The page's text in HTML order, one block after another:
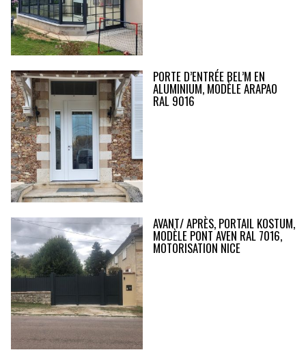
PORTE D’ENTRÉE BEL’M EN
ALUMINIUM, MODÈLE ARAPAO
RAL 9016
AVANT/ APRÈS, PORTAIL KOSTUM,
MODÈLE PONT AVEN RAL 7016,
MOTORISATION NICE